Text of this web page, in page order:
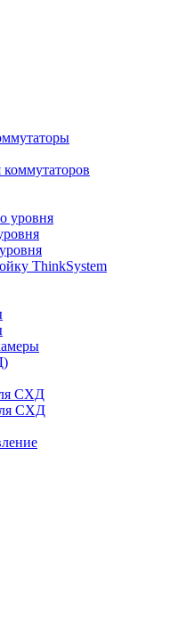
уровня
ThinkSystem
СХД
СХД